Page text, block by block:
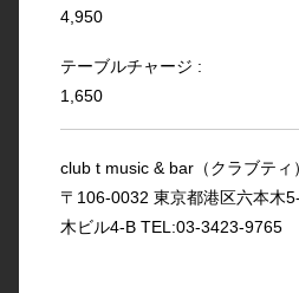
4,950
テーブルチャージ :
1,650
club t music & bar（クラブティ）
〒106-0032 東京都港区六本
木ビル4-B TEL:03-3423-9765